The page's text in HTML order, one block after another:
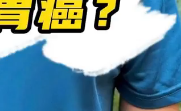
这种“黑盒子”重出江湖，看到请
立即报警！家里有老人的，赶紧
自查
2024年10月31日